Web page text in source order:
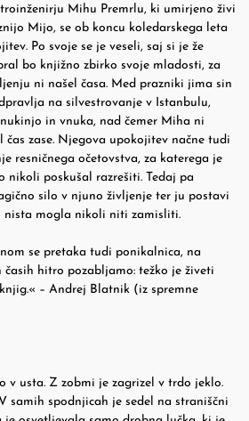
Mihu Premrlu, ki umirjeno živi
Mijo, se ob koncu koledarskega leta
Po svoje se je veseli, saj si je že
bo knjižno zbirko svoje mladosti, za
ni našel časa. Med prazniki jima sin
na silvestrovanje v Istanbulu,
in vnuka, nad čemer Miha ni
čas zase. Njegova upokojitev načne tudi
resničnega očetovstva, za katerega je
nikoli poskušal razrešiti. Tedaj pa
silo v njuno življenje ter ju postavi
nista mogla nikoli niti zamisliti.
se pretaka tudi ponikalnica, na
hitro pozabljamo: težko je živeti
– Andrej Blatnik (iz spremne
v usta. Z zobmi je zagrizel v trdo jeklo.
samih spodnjicah je sedel na straniščni